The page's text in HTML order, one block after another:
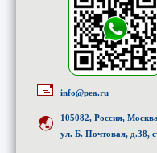
info@pea.ru
105082, Россия, Москва
ул. Б. Почтовая, д.38,